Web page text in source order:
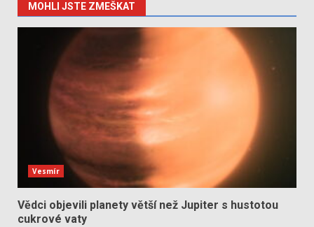
MOHLI JSTE ZMEŠKAT
Vesmír
Vědci objevili planety větší než Jupiter s hustotou
cukrové vaty